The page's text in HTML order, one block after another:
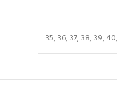
35,36,37,38,39,40,